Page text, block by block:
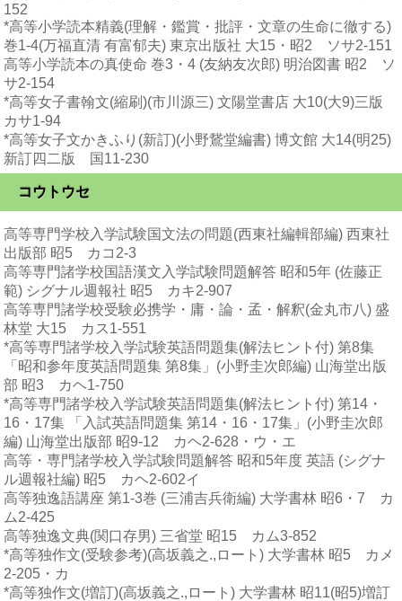
152
*高等小学読本精義(理解・鑑賞・批評・文章の生命に徹する)
巻1-4(万福直清 有富郁夫) 東京出版社 大15・昭2 ソサ2-151
高等小学読本の真使命 巻3・4 (友納友次郎) 明治図書 昭2 ソ
サ2-154
*高等女子書翰文(縮刷)(市川源三) 文陽堂書店 大10(大9)三版
カサ1-94
*高等女子文かきふり(新訂)(小野鵞堂編書) 博文館 大14(明25)
新訂四二版 国11-230
コウトウセ
高等専門学校入学試験国文法の問題(西東社編輯部編) 西東社
出版部 昭5 カコ2-3
高等専門諸学校国語漢文入学試験問題解答 昭和5年 (佐藤正
範) シグナル週報社 昭5 カキ2-907
高等専門諸学校受験必携学・庸・論・孟・解釈(金丸市八) 盛
林堂 大15 カス1-551
*高等専門諸学校入学試験英語問題集(解法ヒント付) 第8集
「昭和参年度英語問題集 第8集」(小野圭次郎編) 山海堂出版
部 昭3 カヘ1-750
*高等専門諸学校入学試験英語問題集(解法ヒント付) 第14・
16・17集 「入試英語問題集 第14・16・17集」(小野圭次郎
編) 山海堂出版部 昭9-12 カヘ2-628・ウ・エ
高等・専門諸学校入学試験問題解答 昭和5年度 英語 (シグナ
ル週報社編) 昭5 カヘ2-602イ
高等独逸語講座 第1-3巻 (三浦吉兵衛編) 大学書林 昭6・7 カ
ム2-425
高等独逸文典(関口存男) 三省堂 昭15 カム3-852
*高等独作文(受験参考)(高坂義之.,ロート) 大学書林 昭5 カメ
2-205・カ
*高等独作文(増訂)(高坂義之.,ロート) 大学書林 昭11(昭5)増訂